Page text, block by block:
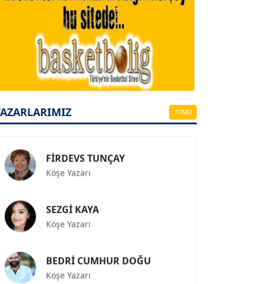
TÜMÜ
A. BAHRİ VRESKALA
Köşe Yazarı
ESAT ERÇETİNGÖZ
Köşe Yazarı
Köşe Yazarı
Köşe Yazarı
Köşe Yazarı